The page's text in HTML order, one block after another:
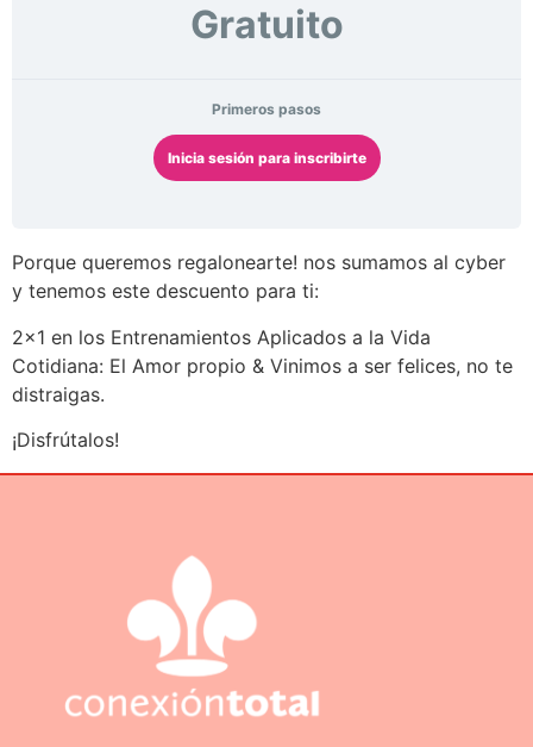
Gratuito
Primeros pasos
Inicia sesión para inscribirte
Porque queremos regalonearte! nos sumamos al cyber
y tenemos este descuento para ti:
2×1 en los Entrenamientos Aplicados a la Vida
Cotidiana: El Amor propio & Vinimos a ser felices, no te
distraigas.
¡Disfrútalos!